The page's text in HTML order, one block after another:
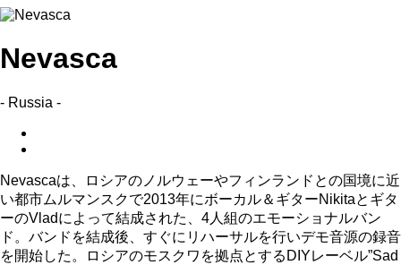
Nevasca
- Russia -
Nevascaは、ロシアのノルウェーやフィンランドとの国境に近
い都市ムルマンスクで2013年にボーカル＆ギターNikitaとギタ
ーのVladによって結成された、4人組のエモーショナルバン
ド。バンドを結成後、すぐにリハーサルを行いデモ音源の録音
を開始した。ロシアのモスクワを拠点とするDIYレーベル”Sad